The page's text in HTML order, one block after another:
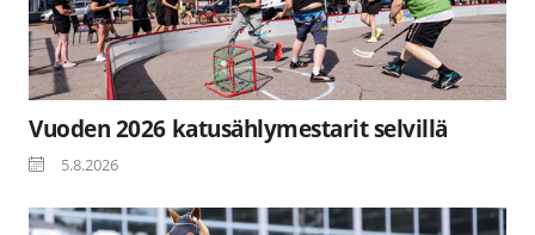
Vuoden 2026 katusählymestarit selvillä
5.8.2026